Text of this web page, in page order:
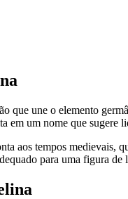
que une o elemento
em um nome que sugere
aos tempos medievais,
para uma figura de